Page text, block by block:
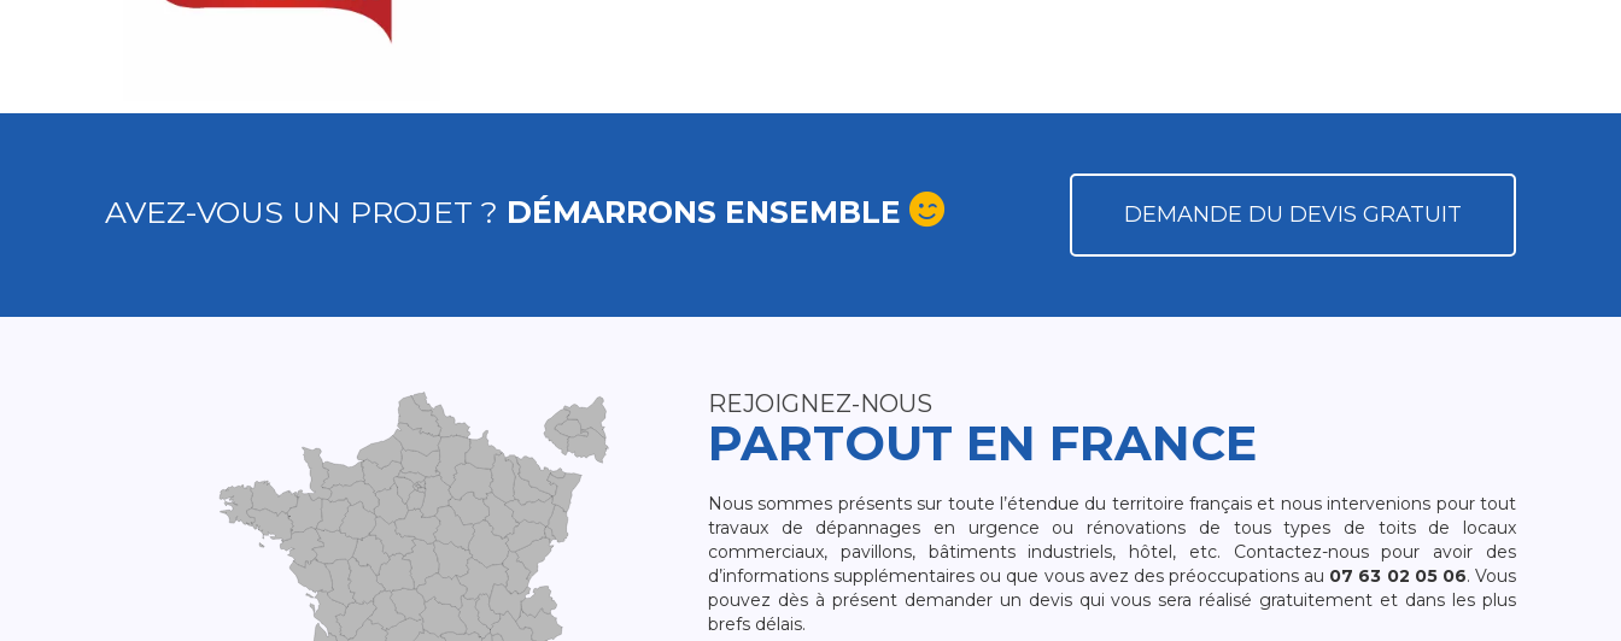
AVEZ-VOUS UN PROJET ? DÉMARRONS ENSEMBLE DEMANDE DU DEVIS GRATUIT
REJOIGNEZ-NOUS
PARTOUT EN FRANCE
Nous sommes présents sur toute l’étendue du territoire français et nous intervenions pour tout
travaux de dépannages en urgence ou rénovations de tous types de toits de locaux
commerciaux, pavillons, bâtiments industriels, hôtel, etc. Contactez-nous pour avoir des
d’informations supplémentaires ou que vous avez des préoccupations au 07 63 02 05 06. Vous
pouvez dès à présent demander un devis qui vous sera réalisé gratuitement et dans les plus
brefs délais.